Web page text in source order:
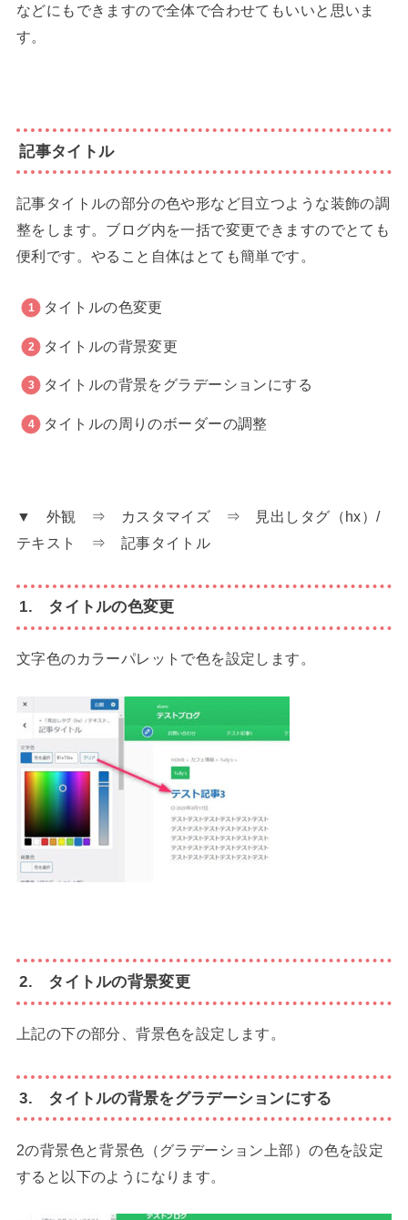
などにもできますので全体で合わせてもいいと思いま
す。
記事タイトル
記事タイトルの部分の色や形など目立つような装飾の調
整をします。ブログ内を一括で変更できますのでとても
便利です。やること自体はとても簡単です。
タイトルの色変更
タイトルの背景変更
タイトルの背景をグラデーションにする
タイトルの周りのボーダーの調整
▼ 外観 ⇒ カスタマイズ ⇒ 見出しタグ（hx）/
テキスト ⇒ 記事タイトル
1. タイトルの色変更
文字色のカラーパレットで色を設定します。
2. タイトルの背景変更
上記の下の部分、背景色を設定します。
3. タイトルの背景をグラデーションにする
2の背景色と背景色（グラデーション上部）の色を設定
すると以下のようになります。